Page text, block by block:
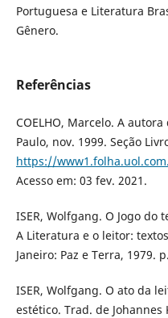
Portuguesa e Literatura
Gênero.
Referências
COELHO, Marcelo. A
Paulo, nov. 1999. Seção
https://
Acesso em: 03 fev. 2021.
ISER, Wolfgang. O Jogo do
A Literatura e o leitor:
Janeiro: Paz e Terra, 1979.
ISER, Wolfgang. O ato da
estético. Trad. de Johannes